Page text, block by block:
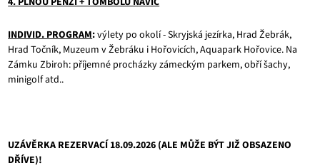
INDIVID. PROGRAM:výlety po okolí - Skryjská jezírka, Hrad Žebrák,
Hrad Točník, Muzeum v Žebráku i Hořovicích, Aquapark Hořovice. Na
Zámku Zbiroh: příjemné procházky zámeckým parkem, obří šachy,
minigolf atd..
UZÁVĚRKA REZERVACÍ 18.09.2026 (ALE MŮŽE BÝT JIŽ OBSAZENO
DŘÍVE)!